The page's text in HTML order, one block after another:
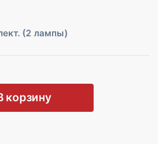
(2 лампы)
корзину